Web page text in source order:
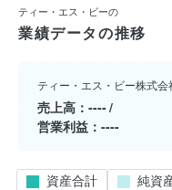
ティー・エス・ビーの
業績データの推移
ティー・エス・ビー株式
売上高
----
営業利益
----
資産合計 純資